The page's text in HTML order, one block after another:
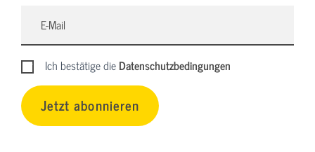
Ich bestätige dieDatenschutzbedingungen
Jetzt abonnieren